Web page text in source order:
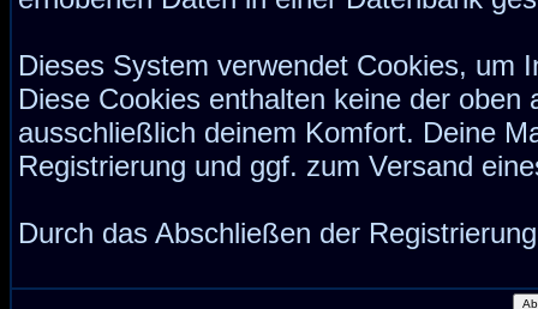
Dieses System verwendet Cookies, um
Diese Cookies enthalten keine der
ausschließlich deinem Komfort. Deine
Registrierung und ggf. zum Versand
Durch das Abschließen der